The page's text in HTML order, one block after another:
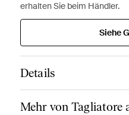
erhalten Sie beim Händler.
Siehe
Details
Mehr von Tagliatore